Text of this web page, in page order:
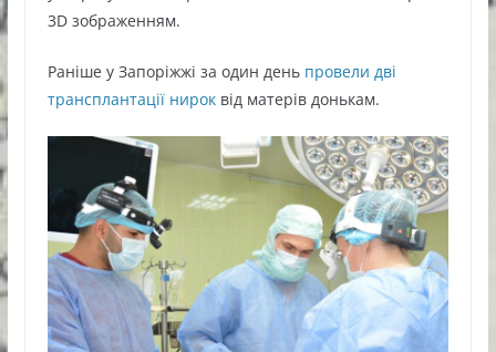
3D зображенням.
Раніше у Запоріжжі за один день провели дві
трансплантації нироквід матерів донькам.